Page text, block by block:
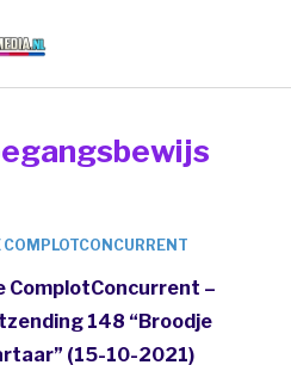
COMPLOTCONCURRENT
ComplotConcurrent –
148 “Broodje
(15-10-2021)